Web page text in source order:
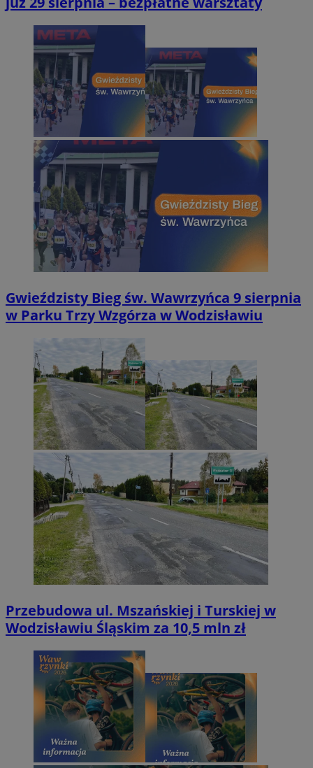
Gwieździsty Bieg św. Wawrzyńca 9 sierpnia
w Parku Trzy Wzgórza w Wodzisławiu
Przebudowa ul. Mszańskiej i Turskiej w
Wodzisławiu Śląskim za 10,5 mln zł